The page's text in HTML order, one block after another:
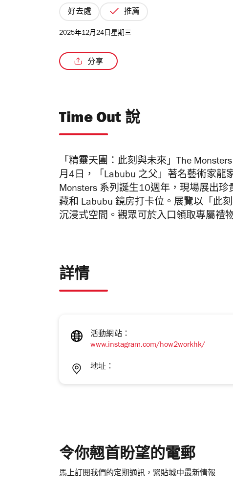
好去處 推薦
2025年12月24日星期三
分享
Time Out 說
「精靈天團：此刻與未來」The
月4日，「Labubu 之父」著名藝術家龍
Monsters 系列誕生10週年，現場展出
藏和 Labubu 鏡房打卡位。展覽以「此
沉浸式空間。觀眾可於入口領取專屬禮
詳情
活動網站：
www.instagram.com/how2workhk/
地址：
令你翹首盼望的電郵
馬上訂閱我們的定期通訊，緊貼城中最新情報